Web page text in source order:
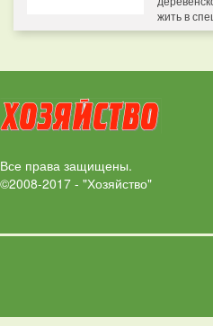
жить в
Все права защищены.
©2008-2017 - "Хозяйство"